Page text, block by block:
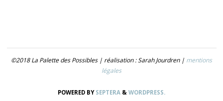
- 21.07- 5.09 : TROUVER LE NOM
©2018 La Palette des Possibles | réalisation : Sarah Jourdren | mentions
légales
POWERED BYSEPTERA & WORDPRESS.